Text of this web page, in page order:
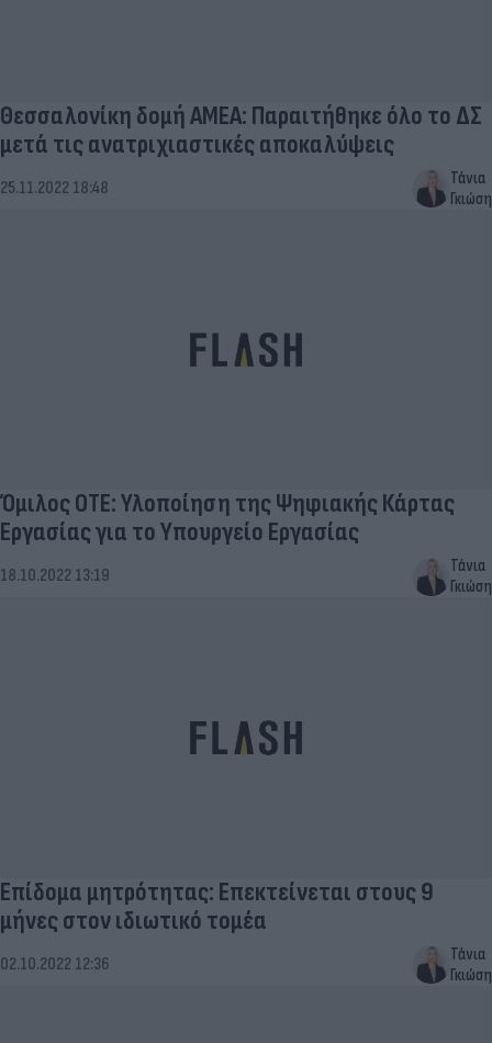
Θεσσαλονίκη δομή ΑΜΕΑ: Παραιτήθηκε όλο το ΔΣ
μετά τις ανατριχιαστικές αποκαλύψεις
25.11.2022 18:48
Τάνια
Γκιώση
Όμιλος ΟΤΕ: Υλοποίηση της Ψηφιακής Κάρτας
Εργασίας για το Υπουργείο Εργασίας
18.10.2022 13:19
Τάνια
Γκιώση
Επίδομα μητρότητας: Επεκτείνεται στους 9
μήνες στον ιδιωτικό τομέα
02.10.2022 12:36
Τάνια
Γκιώση